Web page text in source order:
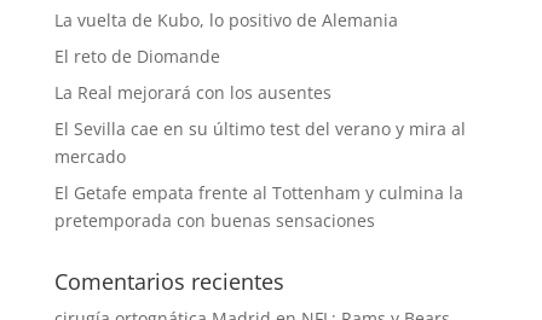
La vuelta de Kubo, lo positivo de Alemania
El reto de Diomande
La Real mejorará con los ausentes
El Sevilla cae en su último test del verano y mira al
mercado
El Getafe empata frente al Tottenham y culmina la
pretemporada con buenas sensaciones
Comentarios recientes